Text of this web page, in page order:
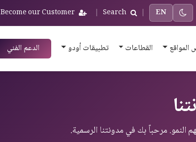
EN
|
Search
|
Become our Customer
القطاعات تطبيقات أودو الدعم الفني
النمو. مرحباً بك في مدونتنا الرسمية.